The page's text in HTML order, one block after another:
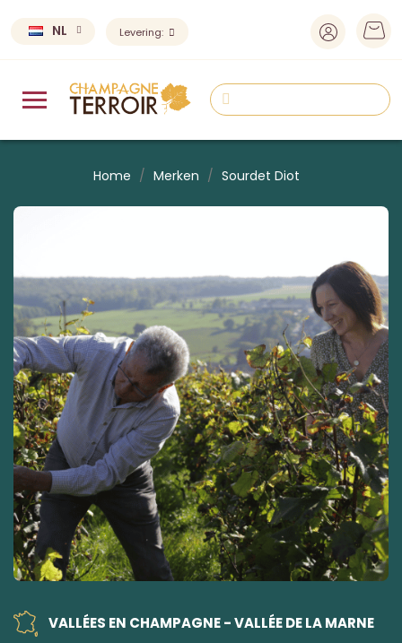
NL Levering:
Home Merken Sourdet Diot
VALLÉES EN CHAMPAGNE - VALLÉE DE LA MARNE